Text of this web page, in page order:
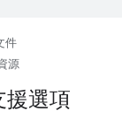
件
源
援選項